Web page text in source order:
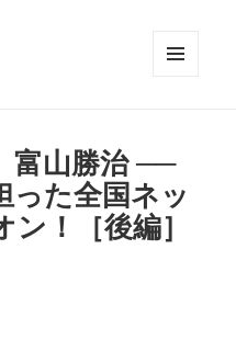
富山勝治 ──
った全国ネッ
！［後編］